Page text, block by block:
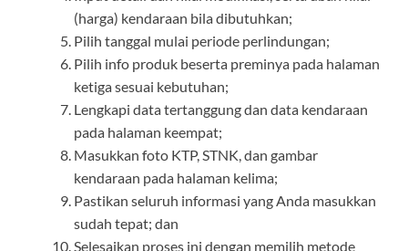
(harga) kendaraan bila dibutuhkan;
Pilih tanggal mulai periode perlindungan;
Pilih info produk beserta preminya pada halaman
ketiga sesuai kebutuhan;
Lengkapi data tertanggung dan data kendaraan
pada halaman keempat;
Masukkan foto KTP, STNK, dan gambar
kendaraan pada halaman kelima;
Pastikan seluruh informasi yang Anda masukkan
sudah tepat; dan
Selesaikan proses ini dengan memilih metode